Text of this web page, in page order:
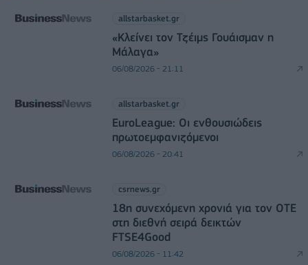
allstarbasket.gr
«Κλείνει τον Τζέιμς Γουάισμαν η
Μάλαγα»
06/08/2026 - 21:11
allstarbasket.gr
EuroLeague: Οι ενθουσιώδεις
πρωτοεμφανιζόμενοι
06/08/2026 - 20:41
csrnews.gr
18η συνεχόμενη χρονιά για τον ΟΤΕ
στη διεθνή σειρά δεικτών
FTSE4Good
06/08/2026 - 11:42